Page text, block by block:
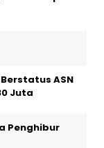
ASN
Juta
Penghibur